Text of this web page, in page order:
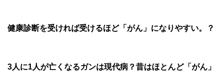
健康診断を受ければ受けるほど「がん」になりやすい。？
3人に1人が亡くなるガンは現代病？昔はほとんど「がん」